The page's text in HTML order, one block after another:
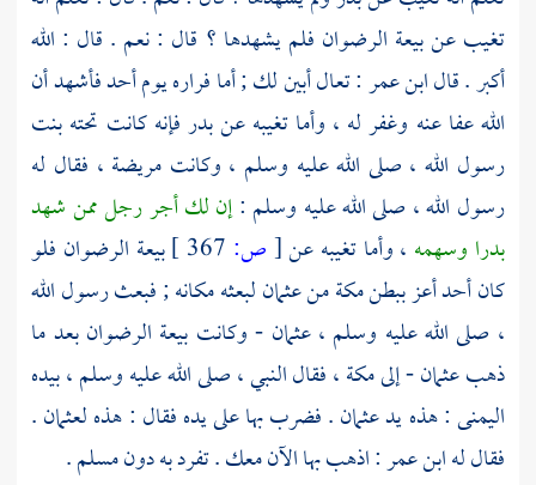
تغيب عن بيعة الرضوان فلم يشهدها ؟ قال : نعم . قال : الله
أكبر . قالابن عمر: تعال أبين لك ; أما فراره يوم أحد فأشهد أن
الله عفا عنه وغفر له ، وأما تغيبه عنبدرفإنه كانت تحته بنت
رسول الله ، صلى الله عليه وسلم ، وكانت مريضة ، فقال له
رسول الله ، صلى الله عليه وسلم :إن لك أجر رجل ممن شهد
بدرا وسهمه ، وأما تغيبه عن[ص:
بيعة الرضوان فلو
كان أحد أعز ببطنمكةمنعثمانلبعثه مكانه ; فبعث رسول الله
، صلى الله عليه وسلم ،عثمان - وكانت بيعة الرضوان بعد ما
ذهبعثمان- إلىمكة، فقال النبي ، صلى الله عليه وسلم ، بيده
اليمنى : هذه يدعثمان. فضرب بها على يده فقال : هذهلعثمان.
فقال لهابن عمر: اذهب بها الآن معك . تفرد به دونمسلم.